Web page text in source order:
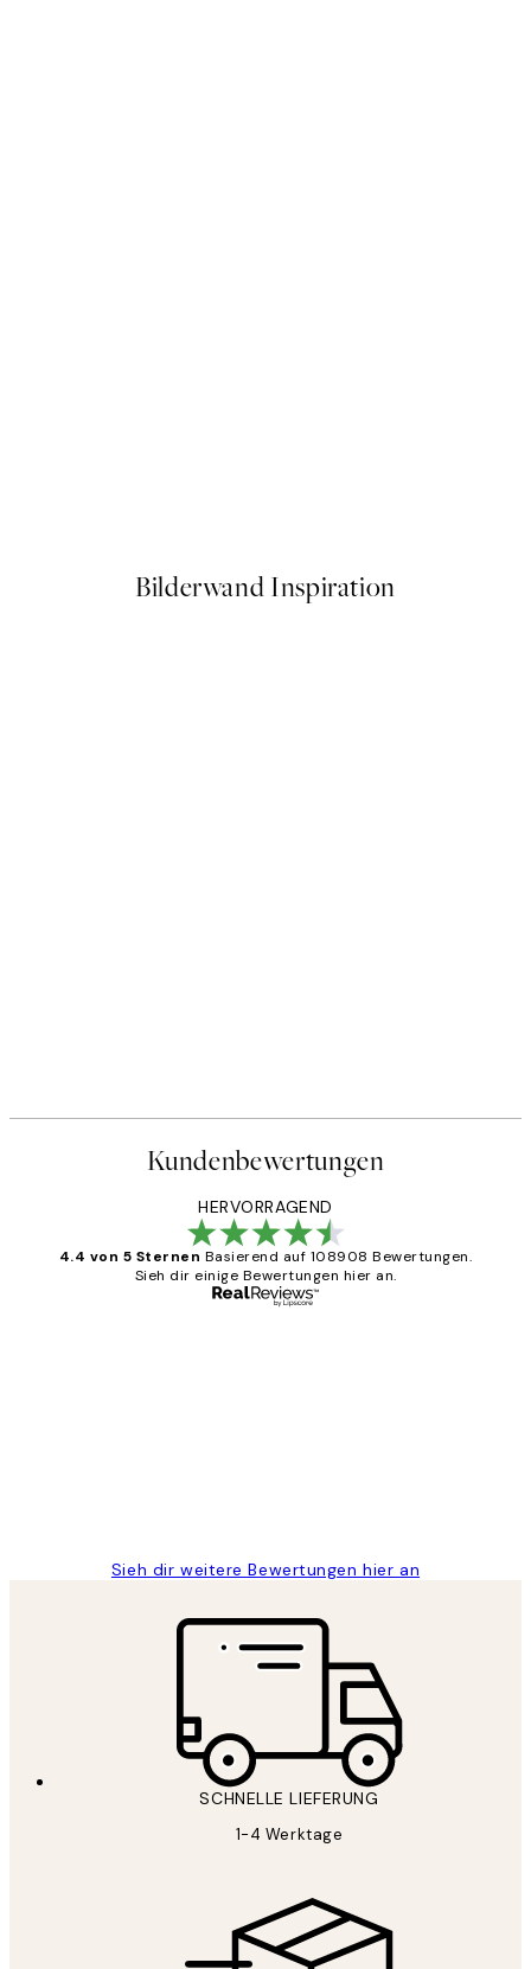
Bilderwand Inspiration
Kundenbewertungen
HERVORRAGEND
4.4 von 5 Sternen Basierend auf 108908 Bewertungen.
Sieh dir einige Bewertungen hier an.
Sieh dir weitere Bewertungen hier an
SCHNELLE LIEFERUNG
1-4 Werktage